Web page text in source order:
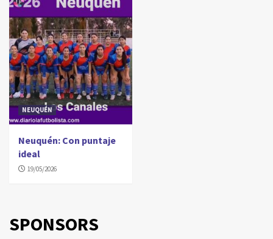
NEUQUÉN
Neuquén: Con puntaje
ideal
19/05/2026
SPONSORS